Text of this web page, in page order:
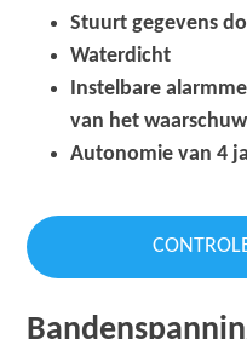
Stuurt gegevens
Waterdicht
Instelbare
van het
Autonomie van 4